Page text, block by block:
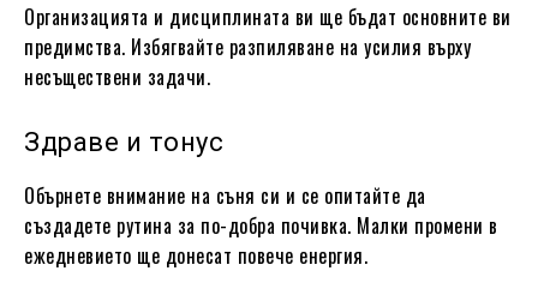
Организацията и дисциплината ви ще бъдат основните ви
предимства. Избягвайте разпиляване на усилия върху
несъществени задачи.
Здраве и тонус
Обърнете внимание на съня си и се опитайте да
създадете рутина за по-добра почивка. Малки промени в
ежедневието ще донесат повече енергия.